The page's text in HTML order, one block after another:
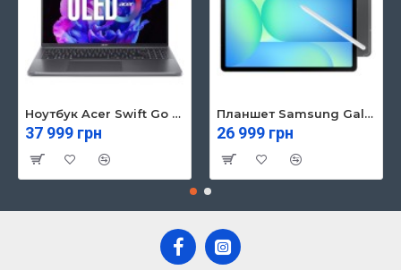
Ноутбук Acer Swift Go 16 SFG16-71 (NX.KVZEU.003)
37 999 грн
Планшет Samsung Galaxy Tab S10 FE 5G 8/128GB Gray (SM-X526BZAREUC)
26 999 грн